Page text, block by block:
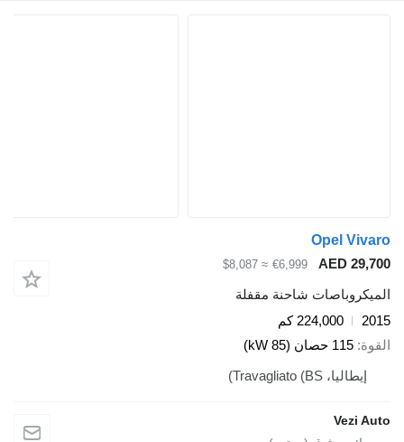
Opel
AED
€6,999
≈ $8,087
شاحنة مقفلة
224,000 كم
115 حصان (85 kW)
إيطاليا، Travagliato (BS)
Vezi